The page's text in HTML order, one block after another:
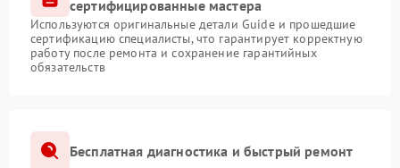
сертифицированные мастера
Используются оригинальные детали Guide и прошедшие
сертификацию специалисты, что гарантирует корректную
работу после ремонта и сохранение гарантийных
обязательств
Бесплатная диагностика и быстрый ремонт